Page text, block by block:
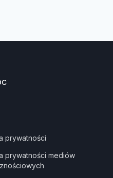
prywatności
prywatności mediów